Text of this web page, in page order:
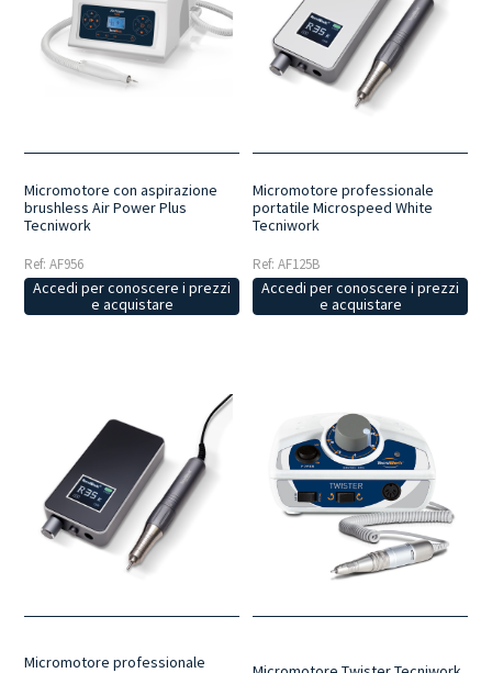
Micromotore con aspirazione
brushless Air Power Plus
Tecniwork
Ref: AF956
Accedi per conoscere i prezzi
e acquistare
Micromotore professionale
portatile Microspeed White
Tecniwork
Ref: AF125B
Accedi per conoscere i prezzi
e acquistare
Micromotore professionale